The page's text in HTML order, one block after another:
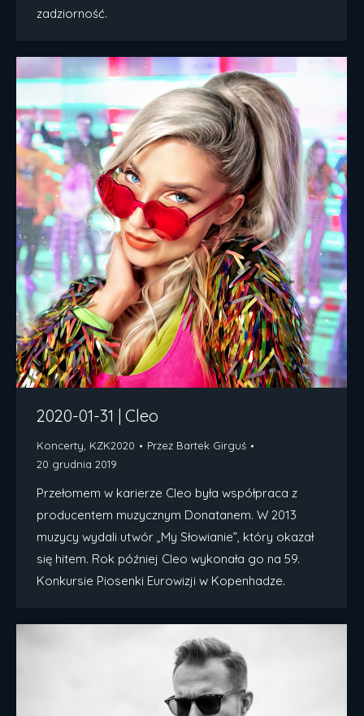
zadziorność.
2020-01-31 | Cleo
Koncerty KZK2020 Przez Bartek Girguś
20 grudnia 2019
Przełomem w karierze Cleo była współpraca z
producentem muzycznym Donatanem. W 2013
muzycy wydali utwór „My Słowianie”, który okazał
się hitem. Rok później Cleo wykonała go na 59.
Konkursie Piosenki Eurowizji w Kopenhadze.